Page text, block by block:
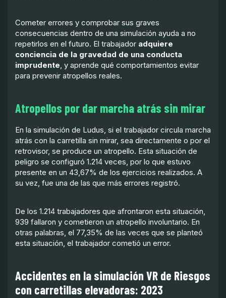
Cometer errores y comprobar sus graves
consecuencias dentro de una simulación ayuda a no
repetirlos en el futuro. El trabajador adquiere
conciencia de la gravedad de una conducta
imprudente, y aprende qué comportamientos evitar
para prevenir atropellos reales.
Atropellos por dar marcha atrás sin mirar
En la simulación de Ludus, si el trabajador circula marcha
atrás con la carretilla sin mirar, sea directamente o por el
retrovisor, se produce un atropello. Esta situación de
peligro se configuró 1.214 veces, por lo que estuvo
presente en un 43,67% de los ejercicios realizados. A
su vez, fue una de las que más errores registró.
De los 1.214 trabajadores que afrontaron esta situación,
939 fallaron y cometieron un atropello involuntario. En
otras palabras, el 77,35% de las veces que se planteó
esta situación, el trabajador cometió un error.
Accidentes en la simulación VR de Riesgos
con carretillas elevadoras: 2023